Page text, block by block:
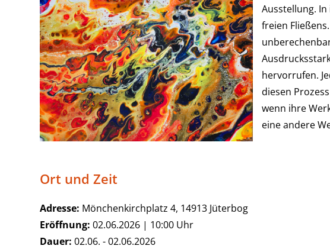
Ausstellung.
freien
hervorrufen.
diesen
wenn ihre
eine andere
Ort und Zeit
Adresse: Mönchenkirchplatz 4, 14913 Jüterbog
Eröffnung: 02.06.2026 | 10:00 Uhr
Dauer: 02.06. - 02.06.2026